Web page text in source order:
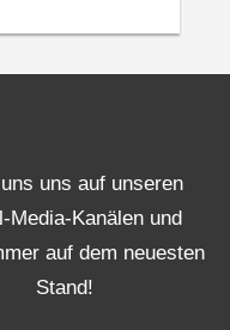
uns auf unseren
Media-Kanälen und
auf dem neuesten
Stand!